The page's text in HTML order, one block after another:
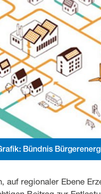
Bündnis
regionaler Ebene